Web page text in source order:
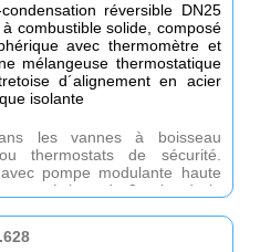
réversible DN25
combustible solide, composé
avec thermomètre et
mélangeuse thermostatique
d´alignement en acier
isolante
les vannes à boisseau
thermostats de sécurité.
pompe modulante haute
de 8mt-kv. de la